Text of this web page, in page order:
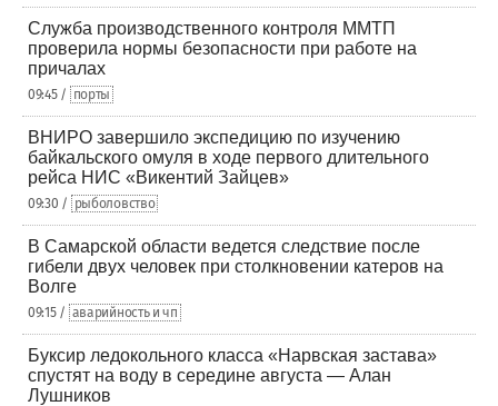
Служба производственного контроля ММТП
проверила нормы безопасности при работе на
причалах
09:45 / порты
ВНИРО завершило экспедицию по изучению
байкальского омуля в ходе первого длительного
рейса НИС «Викентий Зайцев»
09:30 / рыболовство
В Самарской области ведется следствие после
гибели двух человек при столкновении катеров на
Волге
09:15 / аварийность и чп
Буксир ледокольного класса «Нарвская застава»
спустят на воду в середине августа — Алан
Лушников